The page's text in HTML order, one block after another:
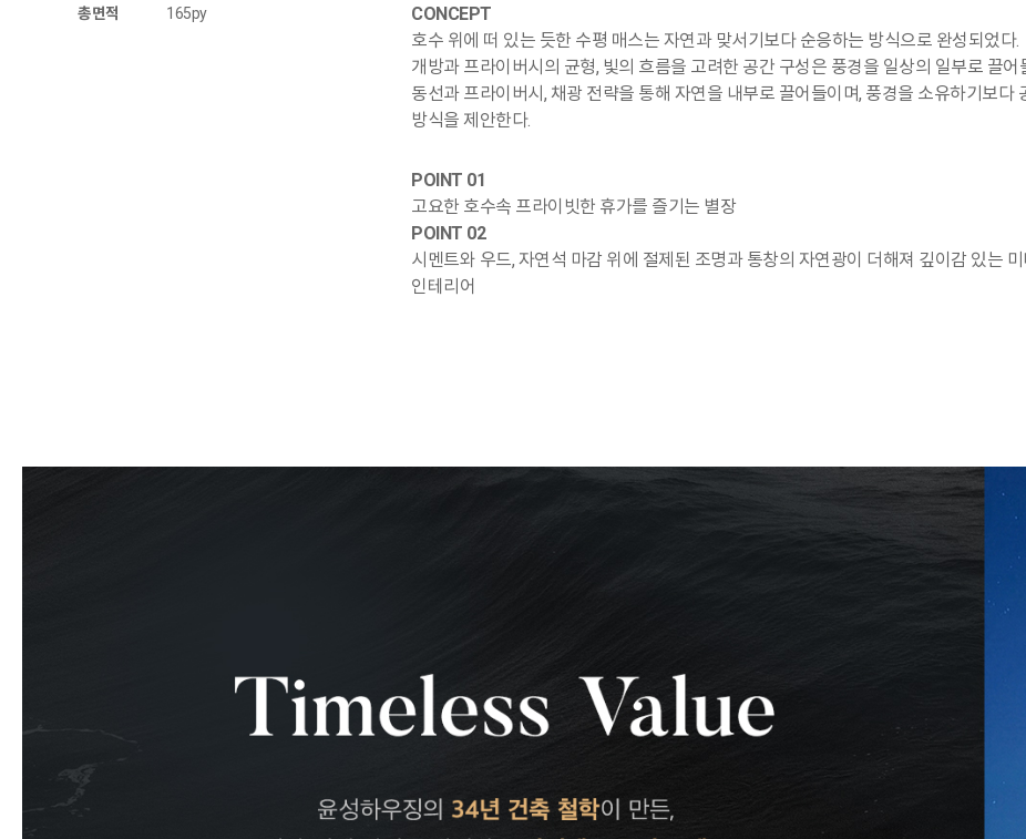
총면적 165py
CONCEPT
호수 위에 떠 있는 듯한 수평 매스는 자연과 맞서기보다 순응하는 방식으로 완성되었다.
개방과 프라이버시의 균형, 빛의 흐름을 고려한 공간 구성은 풍경을 일상의 일부로 끌어
동선과 프라이버시, 채광 전략을 통해 자연을 내부로 끌어들이며, 풍경을 소유하기보다
방식을 제안한다.
POINT 01
고요한 호수속 프라이빗한 휴가를 즐기는 별장
POINT 02
시멘트와 우드, 자연석 마감 위에 절제된 조명과 통창의 자연광이 더해져 깊이감 있는
인테리어